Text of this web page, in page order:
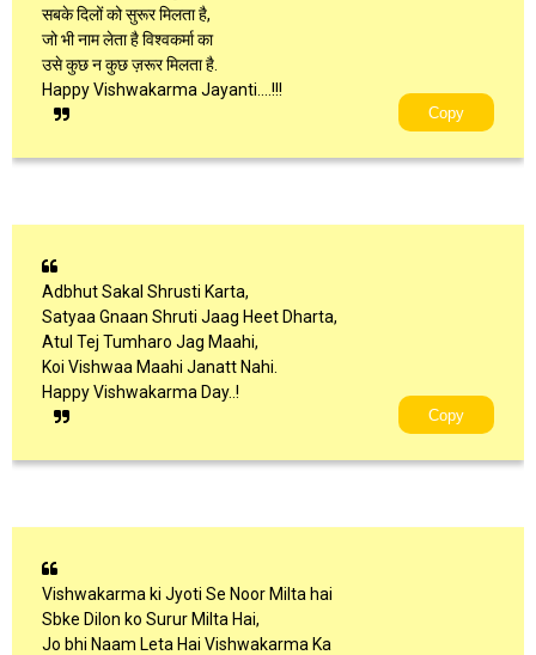
सबके दिलों को सुरूर मिलता है,
जो भी नाम लेता है विश्वकर्मा का
उसे कुछ न कुछ ज़रूर मिलता है.
Happy Vishwakarma Jayanti....!!!
Copy
Adbhut Sakal Shrusti Karta,
Satyaa Gnaan Shruti Jaag Heet Dharta,
Atul Tej Tumharo Jag Maahi,
Koi Vishwaa Maahi Janatt Nahi.
Happy Vishwakarma Day..!
Copy
Vishwakarma ki Jyoti Se Noor Milta hai
Sbke Dilon ko Surur Milta Hai,
Jo bhi Naam Leta Hai Vishwakarma Ka